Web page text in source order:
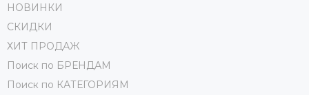
НОВИНКИ
СКИДКИ
ХИТ ПРОДАЖ
Поиск по БРЕНДАМ
Поиск по КАТЕГОРИЯМ